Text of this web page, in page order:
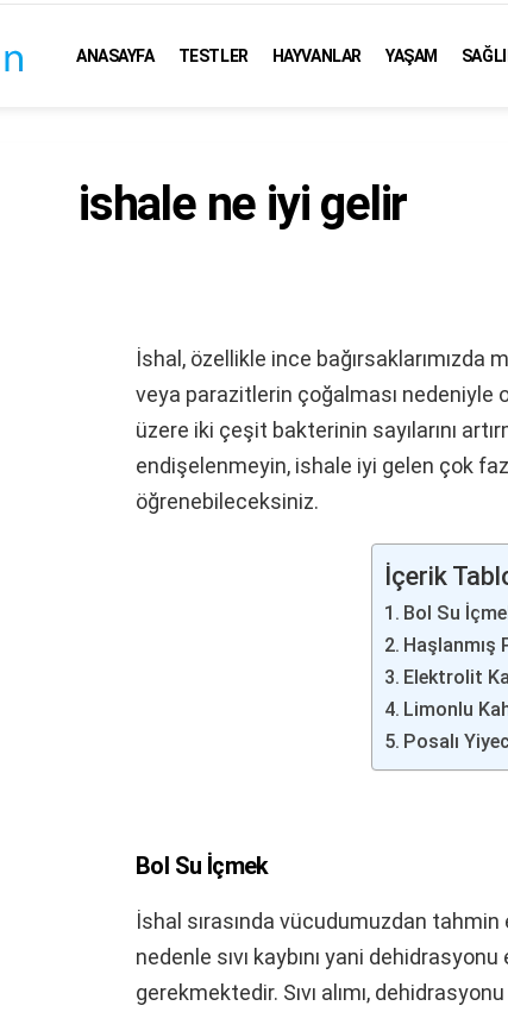
ANASAYFA TESTLER HAYVANLAR YAŞAM
ishale ne iyi gelir
İshal, özellikle ince bağırsaklarımızda
veya parazitlerin çoğalması nedeniyle
üzere iki çeşit bakterinin sayılarını
endişelenmeyin, ishale iyi gelen çok
öğrenebileceksiniz.
İçerik
Bol Su
Haşlanmış
Elektrolit
Limonlu
Posalı
Bol Su İçmek
İshal sırasında vücudumuzdan
nedenle sıvı kaybını yani
gerekmektedir. Sıvı alımı,